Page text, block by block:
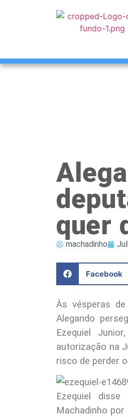
quer
machadinho
Facebook
Às vésperas
Alegando
Ezequiel
autorização na
risco de perder
Ezequiel
Machadinho